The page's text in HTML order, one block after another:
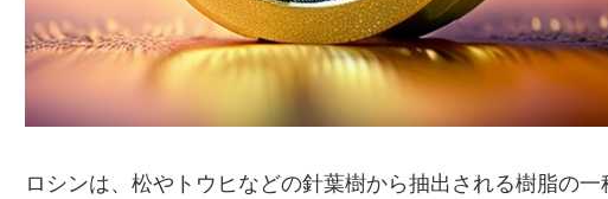
ロシンは、松やトウヒなどの針葉樹から抽出される樹脂の